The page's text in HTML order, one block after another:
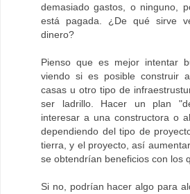
demasiado gastos, o ninguno,
está pagada. ¿De qué sirve
dinero?
Pienso que es mejor intentar
viendo si es posible construir
casas u otro tipo de
ser ladrillo. Hacer un plan
interesar a una constructora o
dependiendo del tipo de
tierra, y el proyecto, así
se obtendrían beneficios con los
Si no, podrían hacer algo para